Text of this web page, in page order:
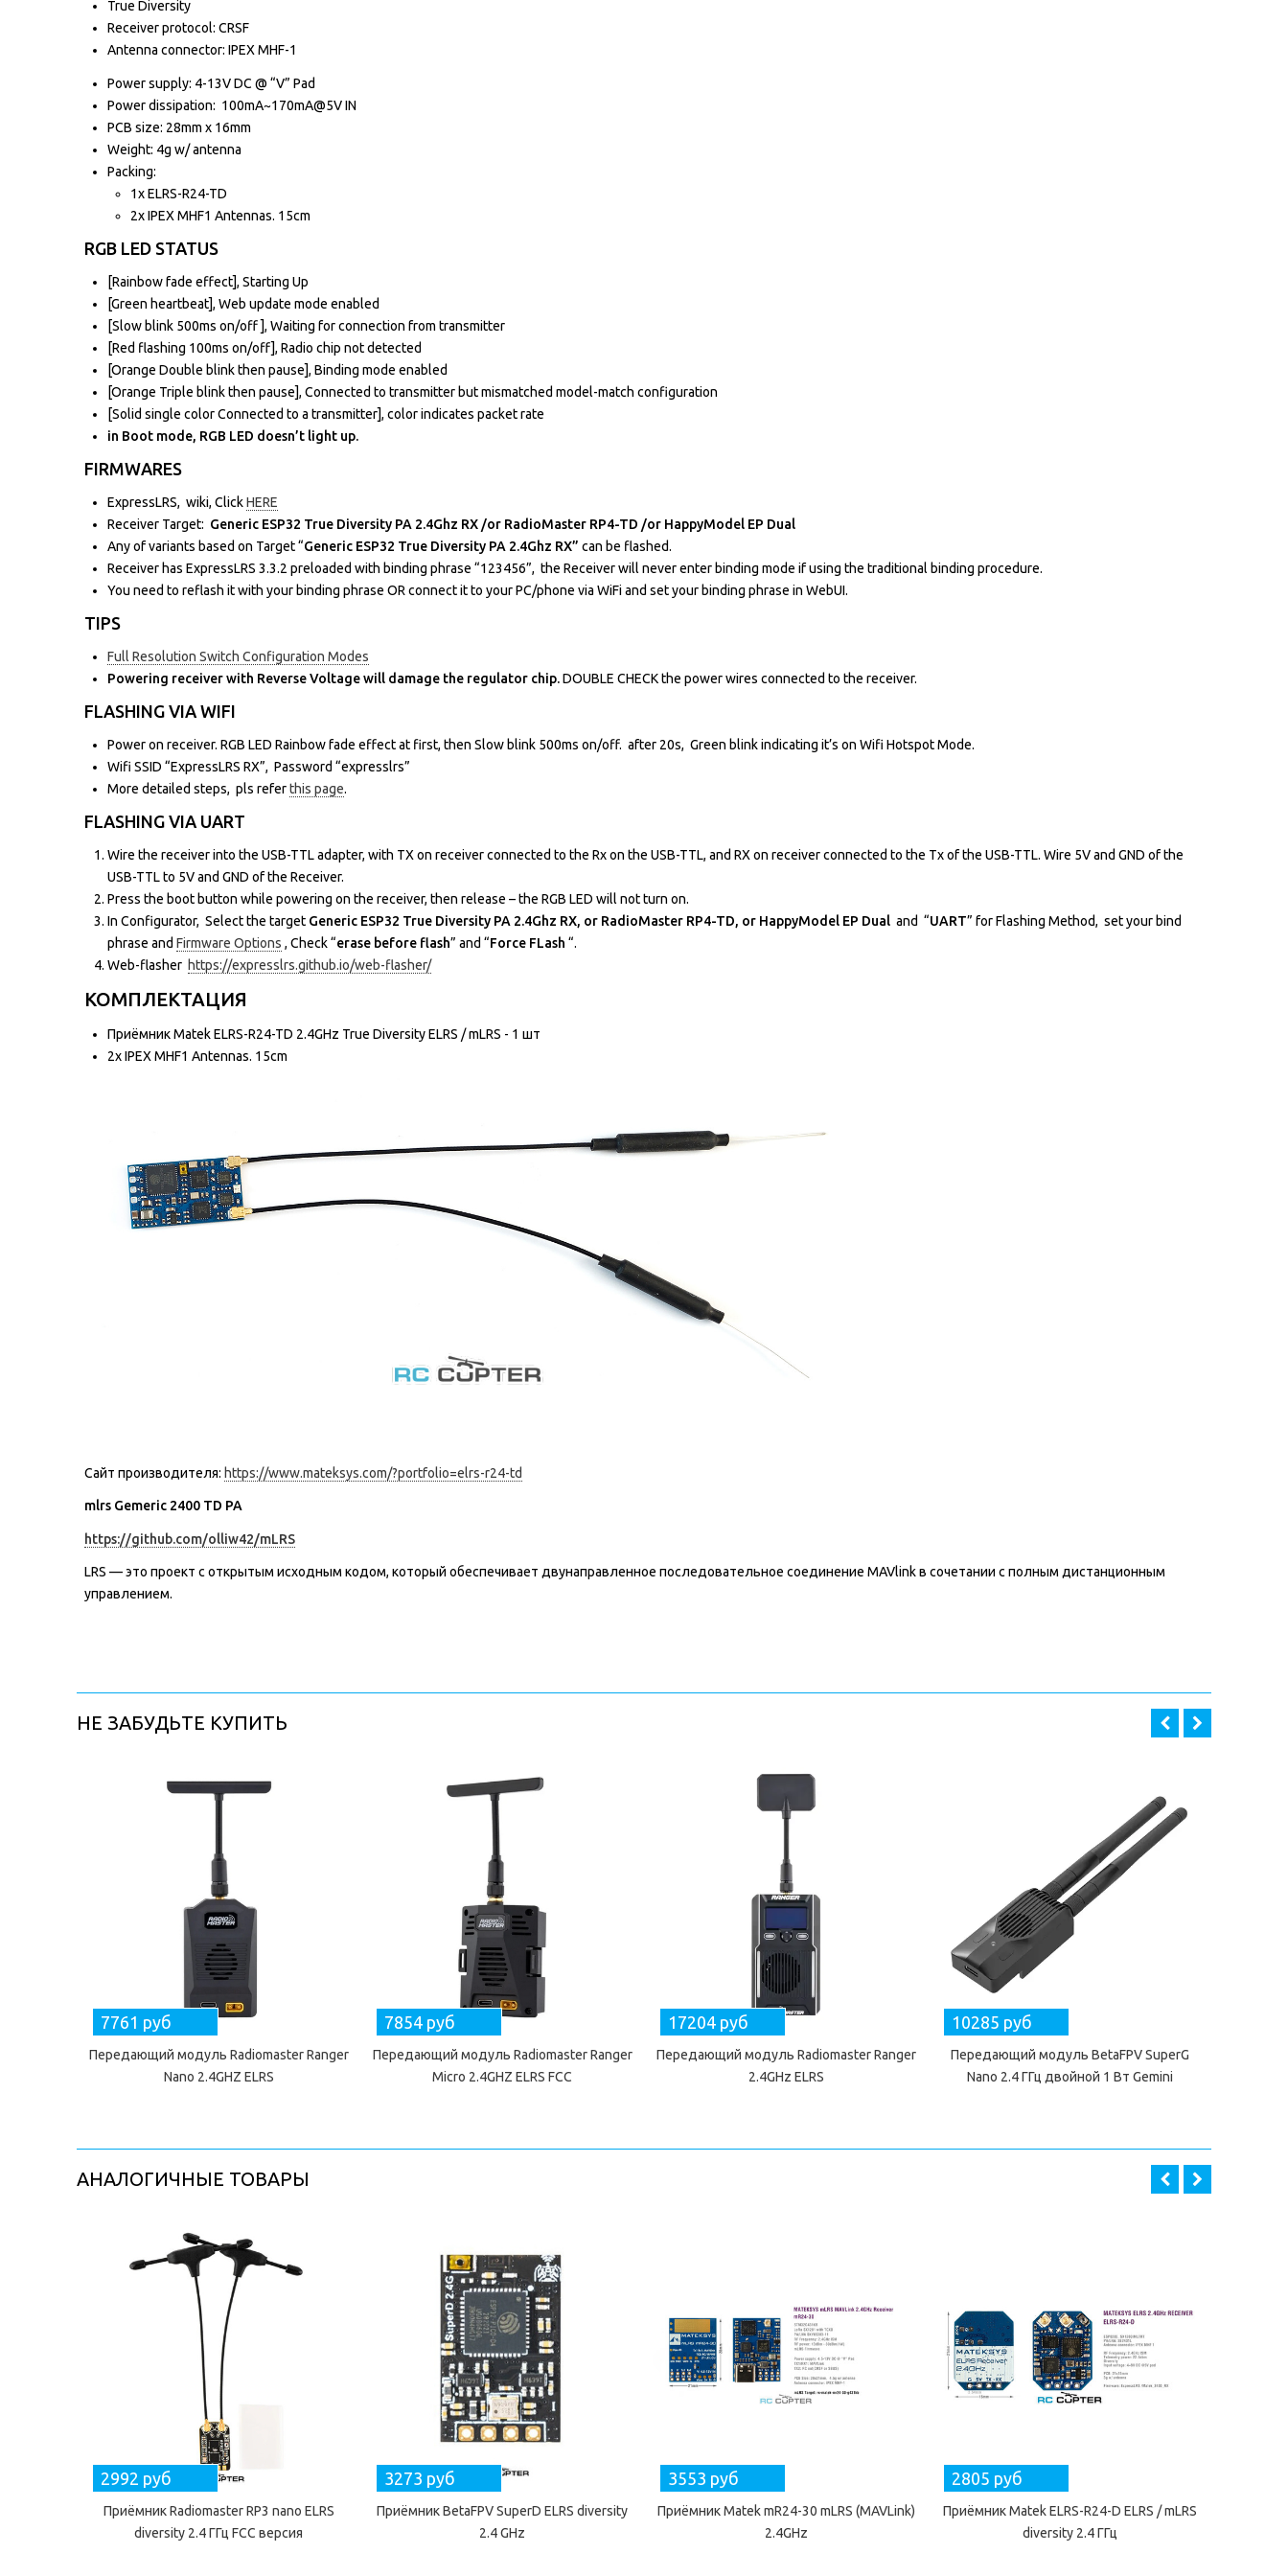
True Diversity
Receiver protocol: CRSF
Antenna connector: IPEX MHF-1
Power supply: 4-13V DC @ “V” Pad
Power dissipation: 100mA~170mA@5V IN
PCB size: 28mm x 16mm
Weight: 4g w/ antenna
Packing:
1x ELRS-R24-TD
2x IPEX MHF1 Antennas. 15cm
RGB LED STATUS
[Rainbow fade effect], Starting Up
[Green heartbeat], Web update mode enabled
[Slow blink 500ms on/off ], Waiting for connection from transmitter
[Red flashing 100ms on/off], Radio chip not detected
[Orange Double blink then pause], Binding mode enabled
[Orange Triple blink then pause], Connected to transmitter but mismatched model-match configuration
[Solid single color Connected to a transmitter], color indicates packet rate
in Boot mode, RGB LED doesn’t light up.
FIRMWARES
ExpressLRS, wiki, ClickHERE
Receiver Target: Generic ESP32 True Diversity PA 2.4Ghz RX /or RadioMaster RP4-TD /or HappyModel EP Dual
Any of variants based on Target “Generic ESP32 True Diversity PA 2.4Ghz RX” can be flashed.
Receiver has ExpressLRS 3.3.2 preloaded with binding phrase “123456”, the Receiver will never enter binding mode if using the traditional binding procedure.
You need to reflash it with your binding phrase OR connect it to your PC/phone via WiFi and set your binding phrase in WebUI.
TIPS
Full Resolution Switch Configuration Modes
Powering receiver with Reverse Voltage will damage the regulator chip.DOUBLE CHECK the power wires connected to the receiver.
FLASHING VIA WIFI
Power on receiver. RGB LED Rainbow fade effect at first, then Slow blink 500ms on/off. after 20s, Green blink indicating it’s on Wifi Hotspot Mode.
Wifi SSID “ExpressLRS RX”, Password “expresslrs”
More detailed steps, pls referthis page.
FLASHING VIA UART
Wire the receiver into the USB-TTL adapter, with TX on receiver connected to the Rx on the USB-TTL, and RX on receiver connected to the Tx of the USB-TTL. Wire 5V and GND of the
USB-TTL to 5V and GND of the Receiver.
Press the boot button while powering on the receiver, then release – the RGB LED will not turn on.
In Configurator, Select the target Generic ESP32 True Diversity PA 2.4Ghz RX, or RadioMaster RP4-TD, or HappyModel EP Dual and “UART” for Flashing Method, set your bind
phrase and Firmware Options , Check “erase before flash” and “Force FLash “.
Web-flasher https://expresslrs.github.io/web-flasher/
КОМПЛЕКТАЦИЯ
Приёмник Matek ELRS-R24-TD 2.4GHz True Diversity ELRS / mLRS - 1 шт
2x IPEX MHF1 Antennas. 15cm
Сайт производителя: https://www.mateksys.com/?portfolio=elrs-r24-td
mlrs Gemeric 2400 TD PA
https://github.com/olliw42/mLRS
LRS — это проект с открытым исходным кодом, который обеспечивает двунаправленное последовательное соединение MAVlink в сочетании с полным дистанционным
управлением.
НЕ ЗАБУДЬТЕ КУПИТЬ
7761 руб
Передающий модуль Radiomaster Ranger
Nano 2.4GHZ ELRS
7854 руб
Передающий модуль Radiomaster Ranger
Micro 2.4GHZ ELRS FCC
17204 руб
Передающий модуль Radiomaster Ranger
2.4GHz ELRS
10285 руб
Передающий модуль BetaFPV SuperG
Nano 2.4 ГГц двойной 1 Вт Gemini
АНАЛОГИЧНЫЕ ТОВАРЫ
2992 руб
Приёмник Radiomaster RP3 nano ELRS
diversity 2.4 ГГц FCC версия
3273 руб
Приёмник BetaFPV SuperD ELRS diversity
2.4 GHz
3553 руб
Приёмник Matek mR24-30 mLRS (MAVLink)
2.4GHz
2805 руб
Приёмник Matek ELRS-R24-D ELRS / mLRS
diversity 2.4 ГГц